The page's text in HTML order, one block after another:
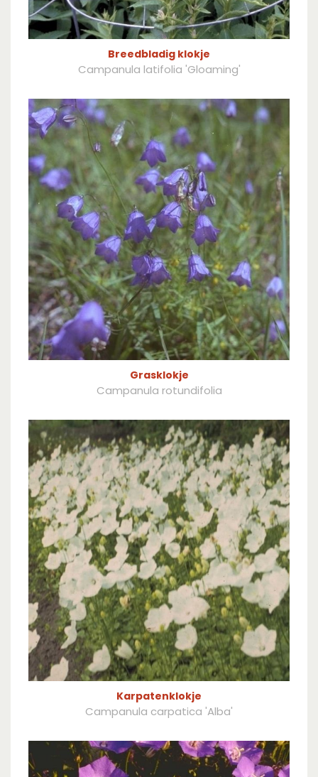
Breedbladig klokje
Campanula latifolia 'Gloaming'
Grasklokje
Campanula rotundifolia
Karpatenklokje
Campanula carpatica 'Alba'